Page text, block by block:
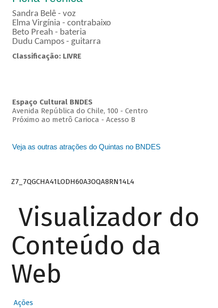
Sandra Belê - voz
Elma Virgínia - contrabaixo
Beto Preah - bateria
Dudu Campos - guitarra
Classificação: LIVRE
Espaço Cultural BNDES
Avenida República do Chile, 100 - Centro
Próximo ao metrô Carioca - Acesso B
Veja as outras atrações do Quintas no BNDES
Z7_7QGCHA41LODH60A3OQA8RN14L4
Visualizador do
Conteúdo da
Web
Ações